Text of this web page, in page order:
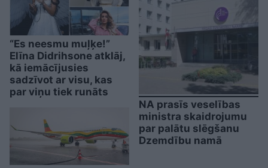
“Es neesmu muļķe!”
Elīna Didrihsone atklāj,
kā iemācījusies
sadzīvot ar visu, kas
par viņu tiek runāts
NA prasīs veselības
ministra skaidrojumu
par palātu slēgšanu
Dzemdību namā